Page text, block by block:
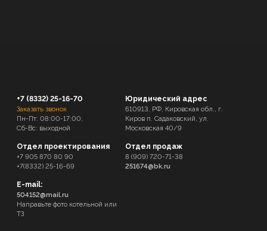
+7 (8332) 25-16-70
Заказать звонок
Пн-Пт: 08:00-17:00,
Сб-Вс: выходной
Юридический адрес
610913, РФ, Кировская обл., г.
Киров п. Садаковский, ул.
Московская 40/9
Отдел проектирования
+7 905 870 80 90
+7(8332) 25-16-69
Отдел продаж
8 (909) 720-71-38
251674@bk.ru
E-mail:
504152@mail.ru
Направьте фото котельной или
ТЗ